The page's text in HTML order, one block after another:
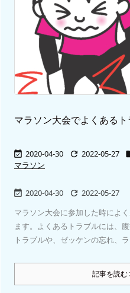
マラソン大会でよくある
 2020-04-30  2022-05-27
マラソン
 2020-04-30  2022-05-27
マラソン大会に参加した時によ
ます。よくあるトラブルには、
トラブルや、ゼッケンの忘れ、
記事を読む